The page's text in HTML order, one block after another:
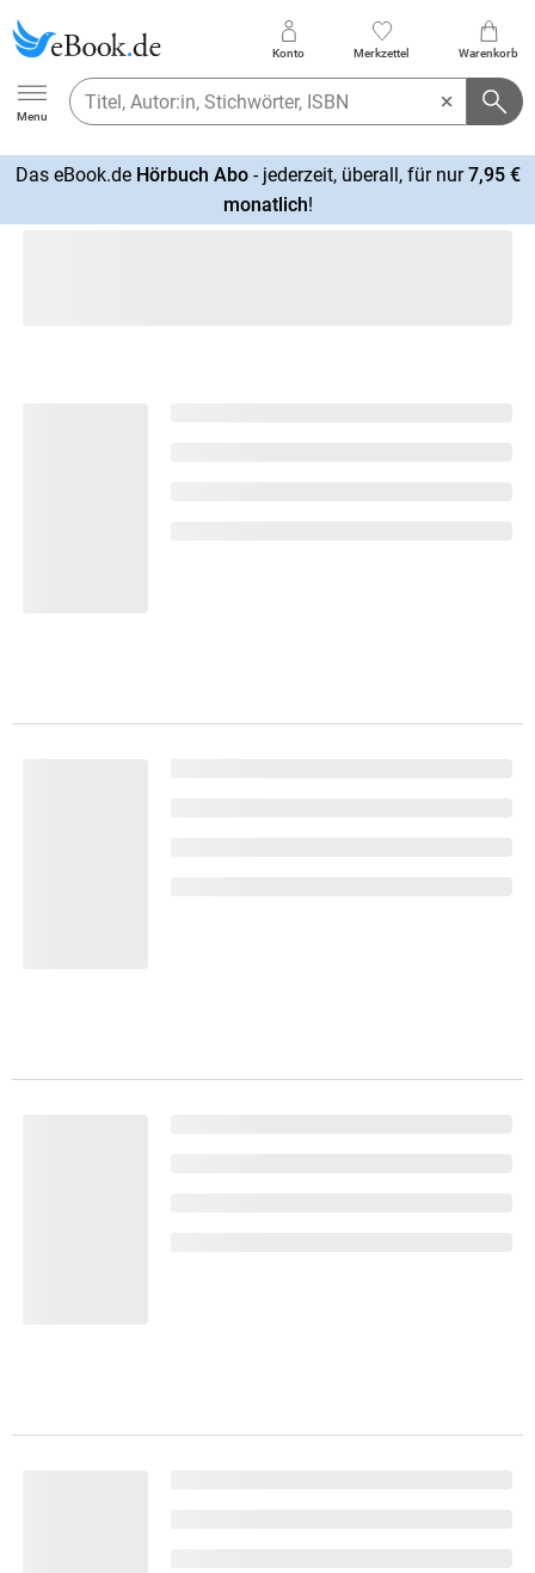
Ebook.de
Menu
Konto Merkzettel Warenkorb
Das eBook.de Hörbuch Abo- jederzeit, überall, für nur7,95 €
monatlich!